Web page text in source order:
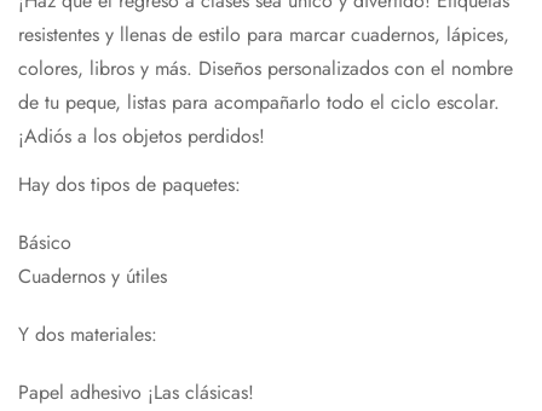
resistentes y llenas de estilo para marcar cuadernos, lápices,
colores, libros y más. Diseños personalizados con el nombre
de tu peque, listas para acompañarlo todo el ciclo escolar.
¡Adiós a los objetos perdidos!
Hay dos tipos de paquetes:
Básico
Cuadernos y útiles
Y dos materiales:
Papel adhesivo ¡Las clásicas!